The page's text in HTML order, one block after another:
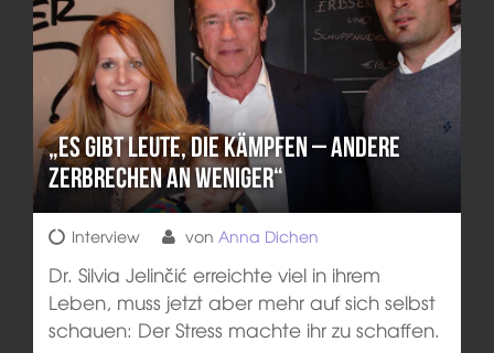
„Es gibt Leute, die kämpfen – andere
zerbrechen an weniger“
Interview von Anna Dichen
Dr. Silvia Jelinčić erreichte viel in ihrem
Leben, muss jetzt aber mehr auf sich selbst
schauen: Der Stress machte ihr zu schaffen.